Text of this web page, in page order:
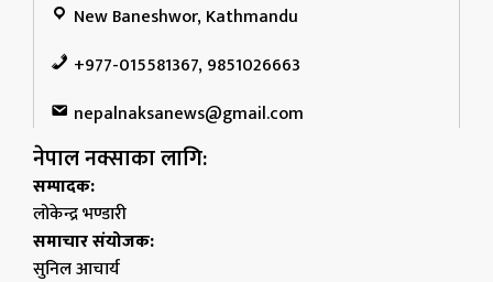
New Baneshwor, Kathmandu
+977-015581367, 9851026663
nepalnaksanews@gmail.com
नेपाल नक्साका लागि:
सम्पादक:
लोकेन्द्र भण्डारी
समाचार संयोजक:
सुनिल आचार्य